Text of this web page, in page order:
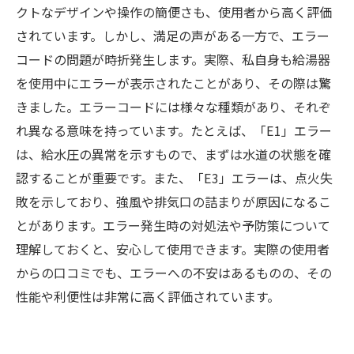
クトなデザインや操作の簡便さも、使用者から高く評価
されています。しかし、満足の声がある一方で、エラー
コードの問題が時折発生します。実際、私自身も給湯器
を使用中にエラーが表示されたことがあり、その際は驚
きました。エラーコードには様々な種類があり、それぞ
れ異なる意味を持っています。たとえば、「E1」エラー
は、給水圧の異常を示すもので、まずは水道の状態を確
認することが重要です。また、「E3」エラーは、点火失
敗を示しており、強風や排気口の詰まりが原因になるこ
とがあります。エラー発生時の対処法や予防策について
理解しておくと、安心して使用できます。実際の使用者
からの口コミでも、エラーへの不安はあるものの、その
性能や利便性は非常に高く評価されています。